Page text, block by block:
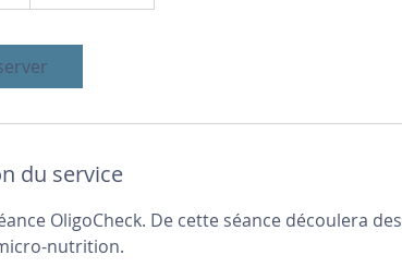
du service
OligoCheck. De cette séance découlera des
nutrition.